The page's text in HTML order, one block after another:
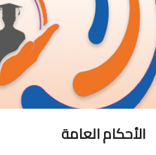
الأحكام العامة